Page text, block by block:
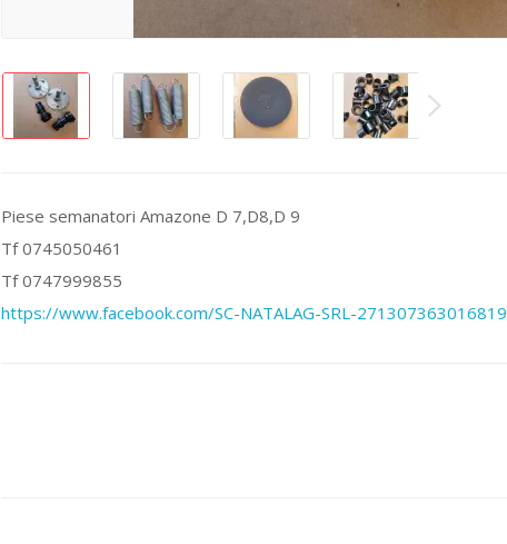
Piese semanatori Amazone D 7,D8,D 9
Tf 0745050461
Tf 0747999855
https://www.facebook.com/SC-NATALAG-SRL-271307363016819